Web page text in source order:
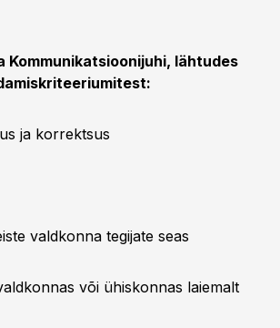
Kommunikatsioonijuhi, lähtudes
ja korrektsus
valdkonna tegijate seas
või ühiskonnas laiemalt